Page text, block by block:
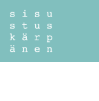
content